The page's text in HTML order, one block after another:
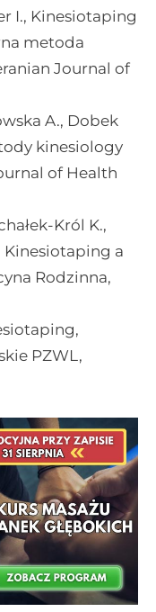
I., Kinesiotaping
metoda
Journal of
A., Dobek
kinesiology
of Health
Król K.,
Kinesiotaping a
Rodzinna,
PZWL,